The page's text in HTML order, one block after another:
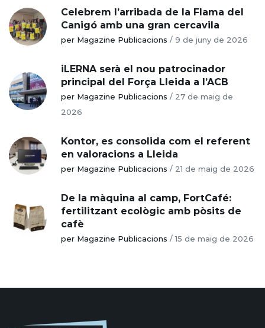
Celebrem l’arribada de la Flama del
Canigó amb una gran cercavila
per Magazine Publicacions / 9 de juny de 2026
iLERNA serà el nou patrocinador
principal del Força Lleida a l’ACB
per Magazine Publicacions / 27 de maig de
2026
Kontor, es consolida com el referent
en valoracions a Lleida
per Magazine Publicacions / 21 de maig de 2026
De la màquina al camp, FortCafé:
fertilitzant ecològic amb pòsits de
cafè
per Magazine Publicacions /15 de maig de 2026